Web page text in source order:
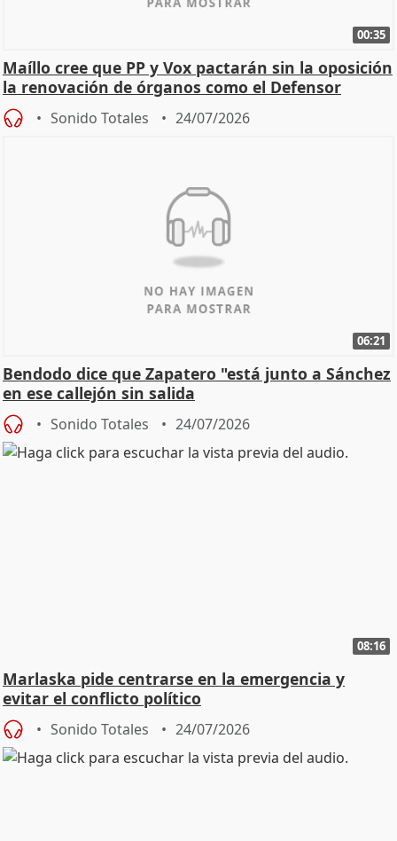
00:35
Maíllo cree que PP y Vox pactarán sin la oposición
la renovación de órganos como el Defensor
Sonido Totales 24/07/2026
06:21
Bendodo dice que Zapatero "está junto a Sánchez
en ese callejón sin salida
Sonido Totales 24/07/2026
08:16
Marlaska pide centrarse en la emergencia y
evitar el conflicto político
Sonido Totales 24/07/2026